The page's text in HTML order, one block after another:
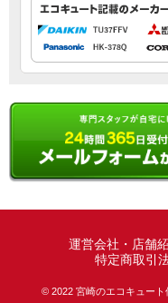
運営会社・店舗
特定商取引
© 2022 宮崎のエコキュート